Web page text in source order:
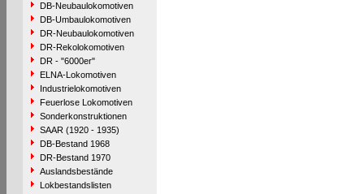
DB-Neubaulokomotiven
DB-Umbaulokomotiven
DR-Neubaulokomotiven
DR-Rekolokomotiven
DR - "6000er"
ELNA-Lokomotiven
Industrielokomotiven
Feuerlose Lokomotiven
Sonderkonstruktionen
SAAR (1920 - 1935)
DB-Bestand 1968
DR-Bestand 1970
Auslandsbestände
Lokbestandslisten